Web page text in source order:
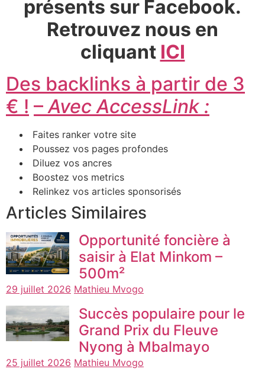
présents sur Facebook.
Retrouvez nous en
cliquant ICI
Des backlinks à partir de 3
€ ! – Avec AccessLink :
Faites ranker votre site
Poussez vos pages profondes
Diluez vos ancres
Boostez vos metrics
Relinkez vos articles sponsorisés
Articles Similaires
Opportunité foncière à
saisir à Elat Minkom –
500m²
29 juillet 2026 Mathieu Mvogo
Succès populaire pour le
Grand Prix du Fleuve
Nyong à Mbalmayo
25 juillet 2026 Mathieu Mvogo